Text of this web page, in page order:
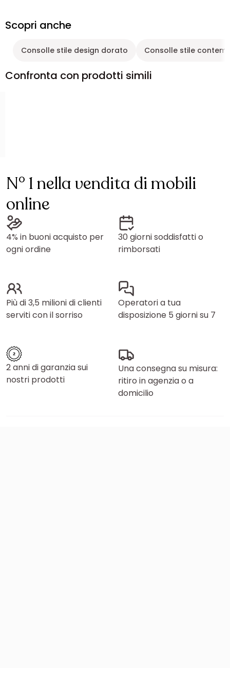
Scopri anche
Consolle stile design dorato Consolle stile
Confronta con prodotti simili
N° 1 nella vendita di mobili
online
4% in buoni acquisto per
ogni ordine
30 giorni soddisfatti o
rimborsati
Più di 3,5 milioni di clienti
serviti con il sorriso
Operatori a tua
disposizione 5 giorni su 7
2 anni di garanzia sui
nostri prodotti
Una consegna su misura:
ritiro in agenzia o a
domicilio